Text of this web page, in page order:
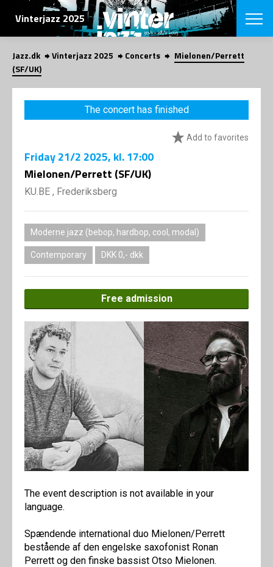
SEARCH
Vinterjazz 2025
Danish
CHOOSE
VINTERJAZZ
Themes
LOCATIONS
Jazz.dk Vinterjazz 2025 Concerts
Mielonen/Perrett
(SF/UK)
The concert has finished
Add to favorites
Friday21/2 2025, kl. 17:00
Mielonen/Perrett (SF/UK)
KU.BE , Frederiksberg
Moderne jazz (bebop, hardbop, cool, modal)
Contemporary DKK 0,- dkk
Free admission
The event description is not available in your
language.
Spændende international duo Mielonen/Perrett
bestående af den engelske saxofonist Ronan
Perrett og den finske bassist Otso Mielonen.